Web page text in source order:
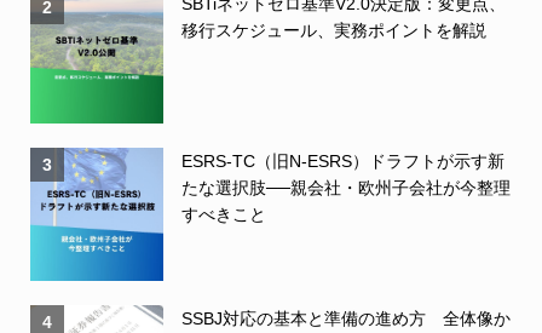
2
移行スケジュール、実務ポイントを解説
3
ESRS-TC（旧N-ESRS）ドラフトが示す新
たな選択肢──親会社・欧州子会社が今整理
すべきこと
4
SSBJ対応の基本と準備の進め方 全体像か